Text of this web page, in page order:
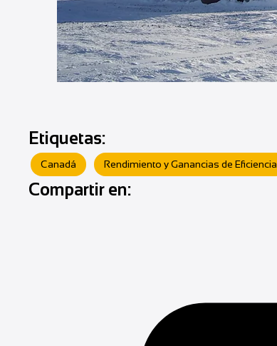
Etiquetas:
Canadá Rendimiento y Ganancias de Eficiencia
Compartir en: